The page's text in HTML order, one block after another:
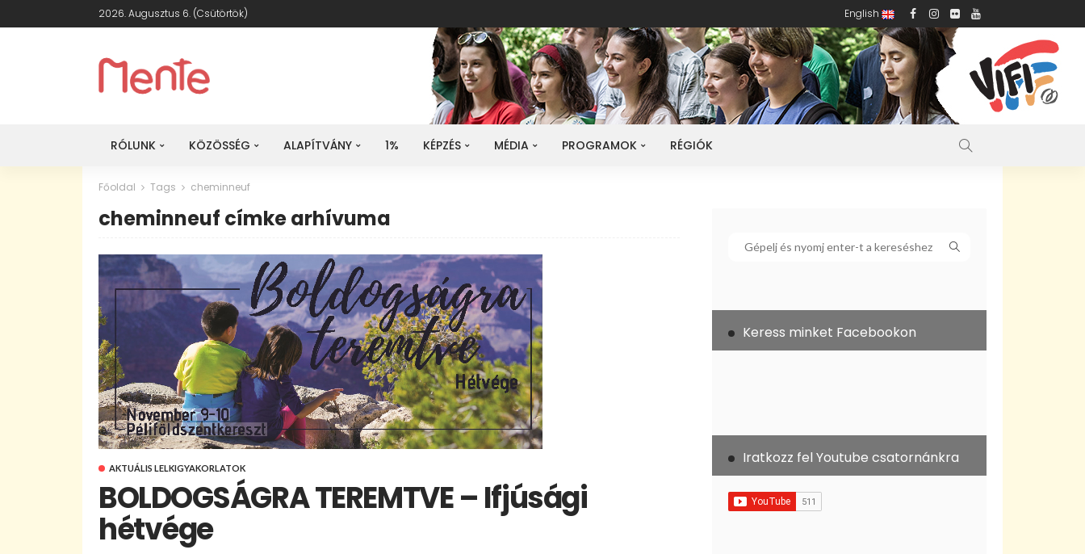
2026. Augusztus 6. (csütörtök) English
RÓLUNK KÖZÖSSÉG ALAPÍTVÁNY 1% KÉPZÉS MÉDIA PROGRAMOK RÉGIÓK
Főoldal Tags cheminneuf
cheminneuf címke arhívuma
AKTUÁLIS LELKIGYAKORLATOK
BOLDOGSÁGRA TEREMTVE – Ifjúsági
hétvége
Keress minket Facebookon
Iratkozz fel Youtube csatornánkra